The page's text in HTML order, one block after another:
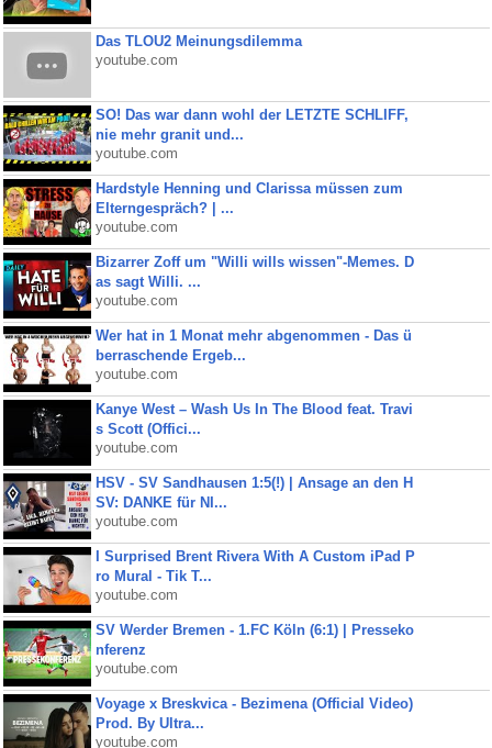
Das TLOU2 Meinungsdilemma
youtube.com
SO! Das war dann wohl der LETZTE SCHLIFF,
nie mehr granit und...
youtube.com
Hardstyle Henning und Clarissa müssen zum
Elterngespräch? | ...
youtube.com
Bizarrer Zoff um "Willi wills wissen"-Memes. D
as sagt Willi. ...
youtube.com
Wer hat in 1 Monat mehr abgenommen - Das ü
berraschende Ergeb...
youtube.com
Kanye West – Wash Us In The Blood feat. Travi
s Scott (Offici...
youtube.com
HSV - SV Sandhausen 1:5(!) | Ansage an den H
SV: DANKE für NI...
youtube.com
I Surprised Brent Rivera With A Custom iPad P
ro Mural - Tik T...
youtube.com
SV Werder Bremen - 1.FC Köln (6:1) | Presseko
nferenz
youtube.com
Voyage x Breskvica - Bezimena (Official Video)
Prod. By Ultra...
youtube.com